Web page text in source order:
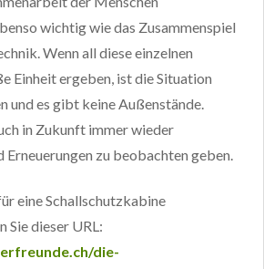
wichtig wie das Zusammenspiel
Wenn all diese einzelnen
Einheit ergeben, ist die Situation
und es gibt keine Außenstände.
in Zukunft immer wieder
Erneuerungen zu beobachten geben.
eine Schallschutzkabine
Sie dieser URL:
die-